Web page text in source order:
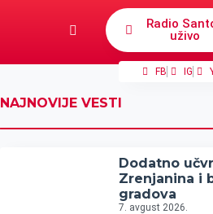
Radio
uživo
FB IG
NAJNOVIJE VESTI
Dodatno
Zrenjanina i
gradova
7. avgust 2026.